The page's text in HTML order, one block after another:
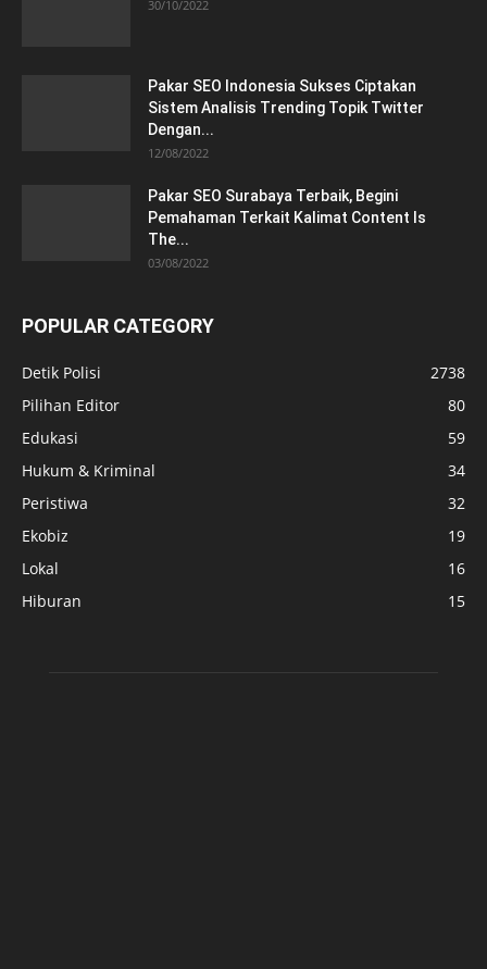
30/10/2022
Pakar SEO Indonesia Sukses Ciptakan
Sistem Analisis Trending Topik Twitter
Dengan...
12/08/2022
Pakar SEO Surabaya Terbaik, Begini
Pemahaman Terkait Kalimat Content Is
The...
03/08/2022
POPULAR CATEGORY
Detik Polisi
2738
Pilihan Editor
80
Edukasi
59
Hukum & Kriminal
34
Peristiwa
32
Ekobiz
19
Lokal
16
Hiburan
15